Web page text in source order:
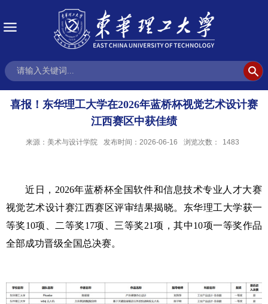
喜报！东华理工大学在2026年蓝桥杯视觉艺术设计赛
江西赛区中获佳绩
来源：美术与设计学院 发布时间：2026-06-16 浏览次数： 1483
近日， 2026年蓝桥杯全国软件和信息技术专业人才大赛
视觉艺术设计赛江西赛区评审结果揭晓。东华理工大学获一
等奖10项、二等奖17项、三等奖21项，其中10项一等奖作品
全部成功晋级全国总决赛。